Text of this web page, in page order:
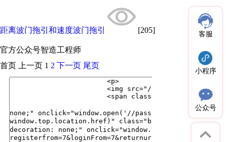
距离波门拖引和速度波门拖引 [205]
官方公众号智造工程师
客服
小程序
公众号
首页 上一页 1 2 下一页 尾页